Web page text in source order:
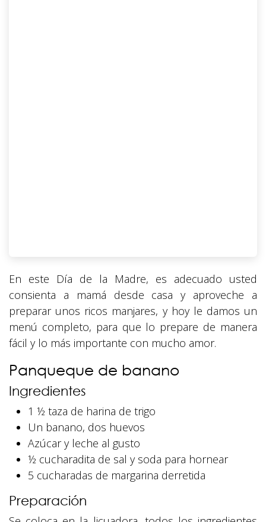
En este Día de la Madre, es adecuado usted
consienta a mamá desde casa y aproveche a
preparar unos ricos manjares, y hoy le damos un
menú completo, para que lo prepare de manera
fácil y lo más importante con mucho amor.
Panqueque de banano
Ingredientes
1 ½ taza de harina de trigo
Un banano, dos huevos
Azúcar y leche al gusto
½ cucharadita de sal y soda para hornear
5 cucharadas de margarina derretida
Preparación